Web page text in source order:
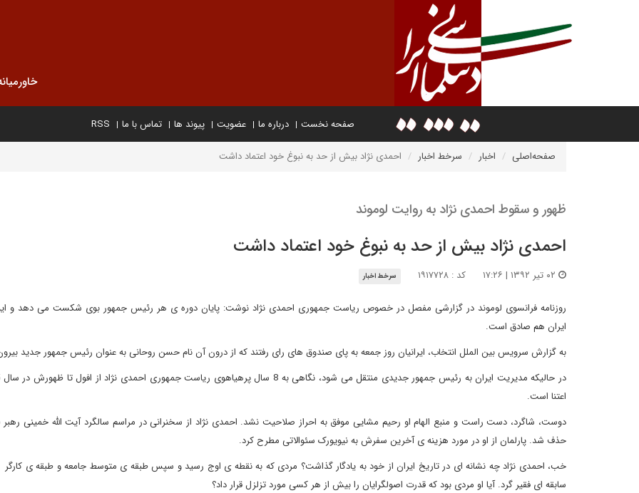
صفحه نخست درباره ما عضویت پیوند ها تماس با ما RSS
صفحه‌اصلی اخبار سرخط اخبار احمدی نژاد بیش از حد به نبوغ خود اعتماد داشت
ظهور و سقوط احمدی نژاد به روایت لوموند
احمدی نژاد بیش از حد به نبوغ خود اعتماد داشت
کد : ۱۹۱۷۷۲۸ سرخط اخبار
روزنامه فرانسوی لوموند در گزارشی مفصل در خصوص ریاست جمهوری احمدی نژاد نوشت: پایان دوره ی هر رئیس جمهور بوی شکست می دهد و
ایران هم صادق است.
به گزارش سرویس بین الملل انتخاب، ایرانیان روز جمعه به پای صندوق های رای رفتند که از درون آن نام حسن روحانی به عنوان رئیس جمهور جدید
اعتنا است.
دوست، شاگرد، دست راست و منبع الهام او رحیم مشایی موفق به احراز صلاحیت نشد. احمدی نژاد از سخنرانی در مراسم سالگرد آیت الله خمینی رهبر
حذف شد. پارلمان از او در مورد هزینه ی آخرین سفرش به نیویورک سئوالاتی مطرح کرد.
خب، احمدی نژاد چه نشانه ای در تاریخ ایران از خود به یادگار گذاشت؟ مردی که به نقطه ی اوج رسید و سپس طبقه ی متوسط جامعه و طبقه ی
سابقه ای فقیر گرد. آیا او مردی بود که قدرت اصولگرایان را بیش از هر کسی مورد تزلزل قرار داد؟